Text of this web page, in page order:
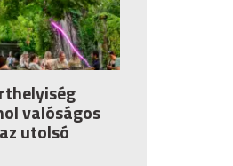
valóságos
utolsó